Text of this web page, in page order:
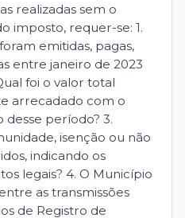
realizadas sem o
imposto, requer-se: 1.
emitidas, pagas,
entre janeiro de 2023
foi o valor total
arrecadado com o
desse período? 3.
isenção ou não
indicando os
legais? 4. O Município
as transmissões
de Registro de